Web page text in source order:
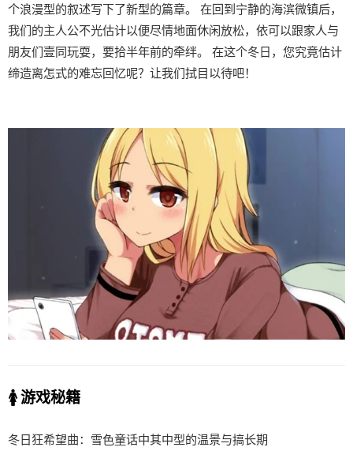
个浪漫型的叙述写下了新型的篇章。 在回到宁静的海滨微镇后，
我们的主人公不光估计以便尽情地面休闲放松，依可以跟家人与
朋友们壹同玩耍，要拾半年前的牵绊。 在这个冬日，您究竟估计
缔造离怎式的难忘回忆呢？让我们拭目以待吧！
🚺 游戏秘籍
冬日狂希望曲：雪色童话中其中型的温景与搞长期